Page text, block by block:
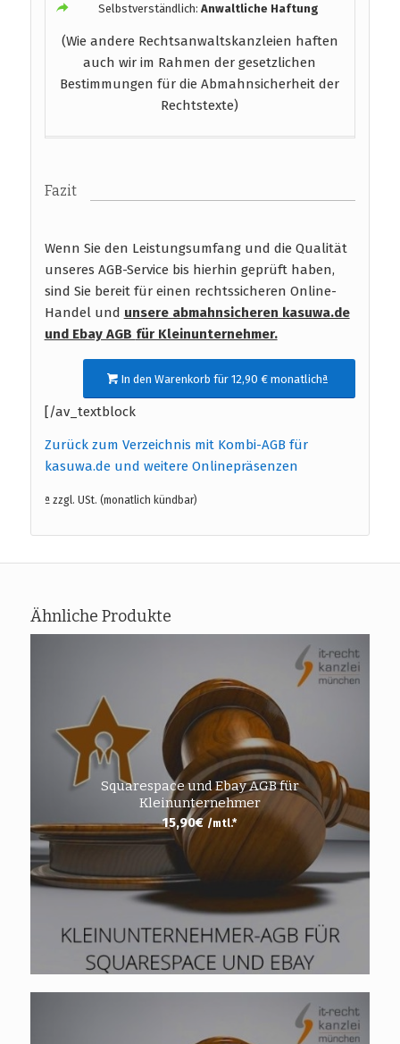
Selbstverständlich:Anwaltliche Haftung
(Wie andere Rechtsanwaltskanzleien haften
auch wir im Rahmen der gesetzlichen
Bestimmungen für die Abmahnsicherheit der
Rechtstexte)
Fazit
Wenn Sie den Leistungsumfang und die Qualität
unseres AGB-Service bis hierhin geprüft haben,
sind Sie bereit für einen rechtssicheren Online-
Handel und unsere abmahnsicheren kasuwa.de
und Ebay AGB für Kleinunternehmer.
In den Warenkorb für 12,90 € monatlichª
[/av_textblock
Zurück zum Verzeichnis mit Kombi-AGB für
kasuwa.de und weitere Onlinepräsenzen
ª zzgl. USt. (monatlich kündbar)
Ähnliche Produkte
Squarespace und Ebay AGB für
Kleinunternehmer
15,90€ /mtl.*